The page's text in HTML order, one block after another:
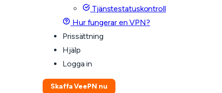
Tjänstestatuskontroll
Hur fungerar en VPN?
Prissättning
Hjälp
Logga in
Skaffa VeePN nu